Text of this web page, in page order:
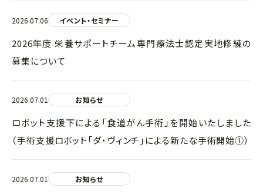
2026.07.06 イベント・セミナー
2026年度 栄養サポートチーム専門療法士認定実地修練の
募集について
2026.07.01 お知らせ
ロボット支援下による「食道がん手術」を開始いたしました
（手術支援ロボット「ダ・ヴィンチ」による新たな手術開始①）
2026.07.01 お知らせ